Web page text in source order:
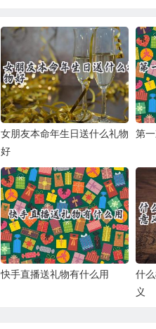
女朋友本命年生日送什么礼物
好
第
快手直播送礼物有什么用
什
义